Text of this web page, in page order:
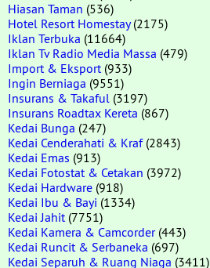
Hiasan Taman (536)
Hotel Resort Homestay(2175)
Iklan Terbuka (11664)
Iklan Tv Radio Media Massa (479)
Import & Eksport (933)
Ingin Berniaga (9551)
Insurans & Takaful (3197)
Insurans Roadtax Kereta (867)
Kedai Bunga (247)
Kedai Cenderahati & Kraf(2843)
Kedai Emas (913)
Kedai Fotostat & Cetakan (3972)
Kedai Hardware (918)
Kedai Ibu & Bayi (1334)
Kedai Jahit (7751)
Kedai Kamera & Camcorder(443)
Kedai Runcit & Serbaneka (697)
Kedai Separuh & Ruang Niaga (3411)